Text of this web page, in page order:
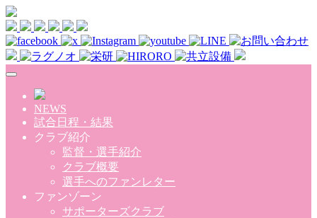
Skip to main content
NEWS
試合日程・結果
クラブ紹介
監督・選手紹介
クラブ概要
選手へのファンレター
ファンゾーン
サポーターズクラブ